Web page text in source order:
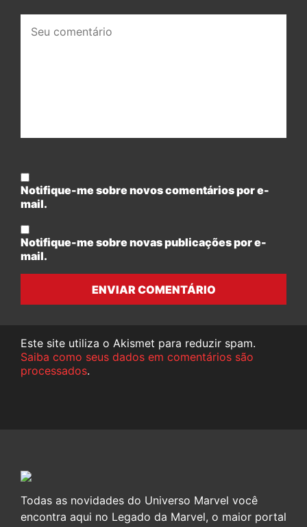
comentário:
Notifique-me sobre novos comentários por e-
mail.
Notifique-me sobre novas publicações por e-
mail.
ENVIAR COMENTÁRIO
Este site utiliza o Akismet para reduzir spam.
Saiba como seus dados em comentários são
processados.
Todas as novidades do Universo Marvel você
encontra aqui no Legado da Marvel, o maior portal